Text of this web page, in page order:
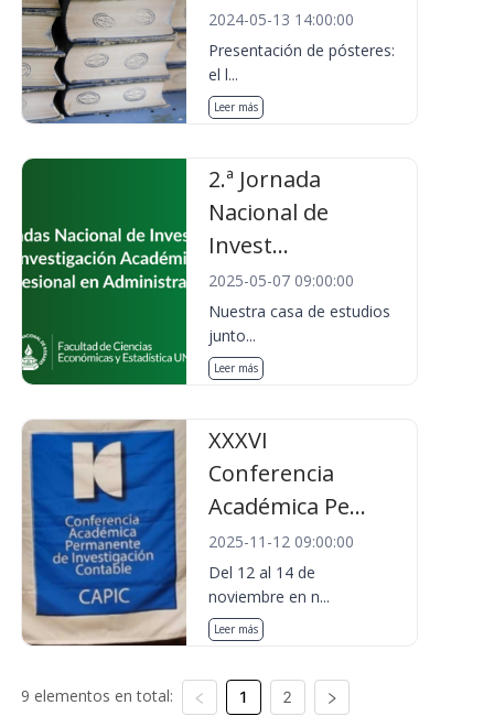
2024-05-13 14:00:00
Presentación de pósteres:
el l...
Leer más
2.ª Jornada
Nacional de
Invest...
2025-05-07 09:00:00
Nuestra casa de estudios
junto...
Leer más
XXXVI
Conferencia
Académica Pe...
2025-11-12 09:00:00
Del 12 al 14 de
noviembre en n...
Leer más
9 elementos en total: 1 2